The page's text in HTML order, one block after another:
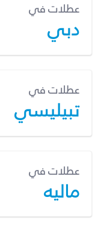
عطلات في
دبي
عطلات في
تبيليسي
عطلات في
ماليه